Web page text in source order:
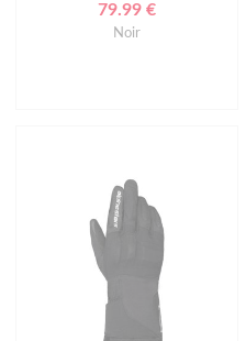
79.99 €
Noir